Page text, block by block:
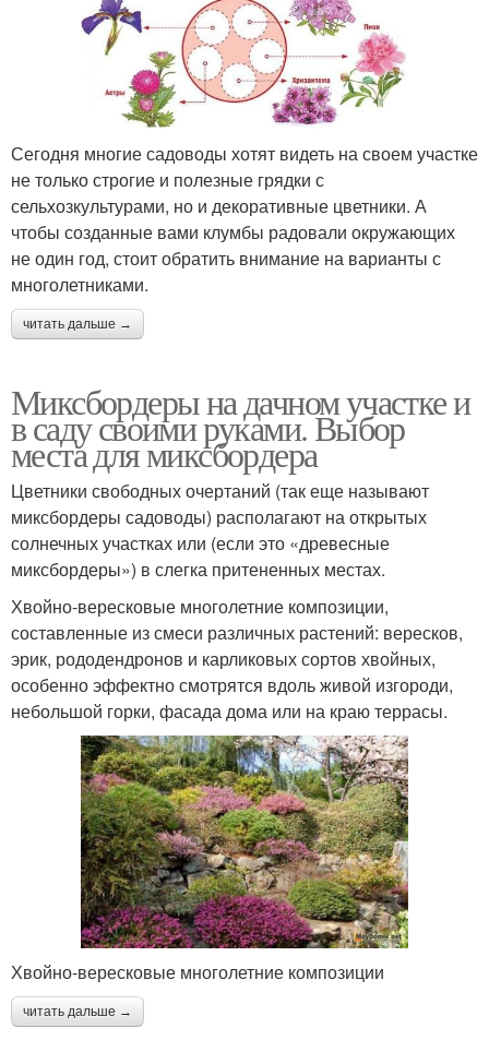
Сегодня многие садоводы хотят видеть на своем участке
не только строгие и полезные грядки с
сельхозкультурами, но и декоративные цветники. А
чтобы созданные вами клумбы радовали окружающих
не один год, стоит обратить внимание на варианты с
многолетниками.
читать дальше →
Миксбордеры на дачном участке и
в саду своими руками. Выбор
места для миксбордера
Цветники свободных очертаний (так еще называют
миксбордеры садоводы) располагают на открытых
солнечных участках или (если это «древесные
миксбордеры») в слегка притененных местах.
Хвойно-вересковые многолетние композиции,
составленные из смеси различных растений: вересков,
эрик, рододендронов и карликовых сортов хвойных,
особенно эффектно смотрятся вдоль живой изгороди,
небольшой горки, фасада дома или на краю террасы.
Хвойно-вересковые многолетние композиции
читать дальше →